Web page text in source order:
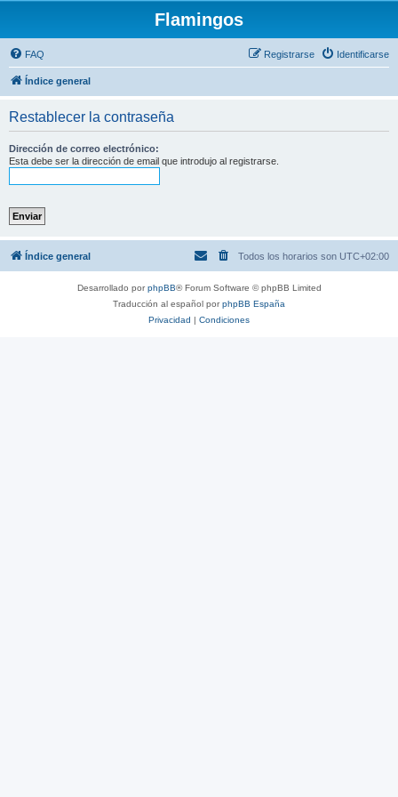
Flamingos
FAQ Identificarse
Registrarse
Índice general
Restablecer la contraseña
Dirección de correo electrónico:
Esta debe ser la dirección de email que introdujo al registrarse.
Índice general Todos los horarios son UTC+02:00
Desarrollado porphpBB® Forum Software © phpBB Limited
Traducción al español porphpBB España
Privacidad | Condiciones